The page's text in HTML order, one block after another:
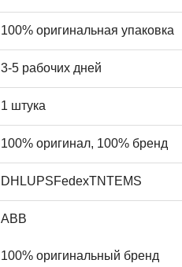
100% оригинальная упаковка
3-5 рабочих дней
1 штука
100% оригинал, 100% бренд
DHLUPSFedexTNTEMS
ABB
100% оригинальный бренд